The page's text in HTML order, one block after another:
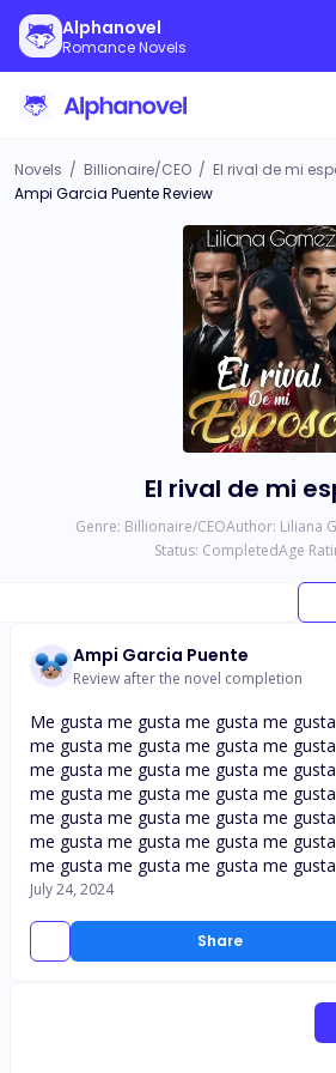
Alphanovel
Romance Novels
Novels / Billionaire/CEO / El rival de mi
Ampi Garcia Puente Review
El rival de mi
Genre: Billionaire/CEOAuthor: Liliana
Status: CompletedAge
Ampi Garcia Puente
Review after the novel completion
Share
Me gusta me gusta me gusta me
me gusta me gusta me gusta me
me gusta me gusta me gusta me
me gusta me gusta me gusta me
me gusta me gusta me gusta me
me gusta me gusta me gusta me
me gusta me gusta me gusta me gusta
July 24, 2024